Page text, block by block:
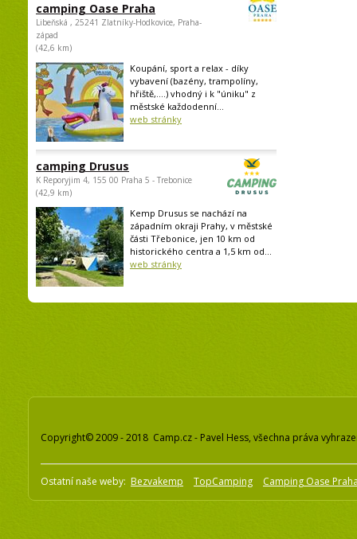
camping Oase Praha
Libeňská , 25241 Zlatníky-Hodkovice, Praha-
západ
(42,6 km)
Koupání, sport a relax - díky
vybavení (bazény, trampolíny,
hřiště,....) vhodný i k "úniku" z
městské každodenní...
web stránky
camping Drusus
K Reporyjim 4, 155 00 Praha 5 - Trebonice
(42,9 km)
Kemp Drusus se nachází na
západním okraji Prahy, v městské
části Třebonice, jen 10 km od
historického centra a 1,5 km od...
web stránky
Copyright© 2009 - 2018 Camp.cz - Pavel Hess, všechna práva
Ostatní naše weby: Bezvakemp TopCamping Camping Oase